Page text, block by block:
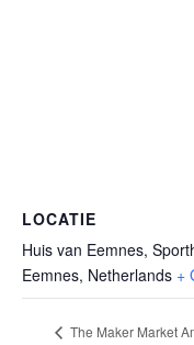
LOCATIE
Huis van Eemnes,
Eemnes, Netherlands +
The Maker Market